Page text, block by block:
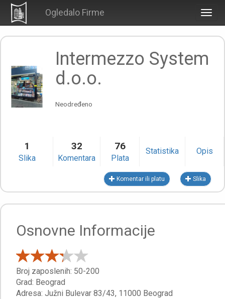
Ogledalo Firme
Intermezzo System
d.o.o.
Neodređeno
1
Slika
32
Komentara
76
Plata
Statistika Opis
Komentar ili platu Slika
Osnovne Informacije
Broj zaposlenih: 50-200
Grad: Beograd
Adresa: Južni Bulevar 83/43, 11000 Beograd